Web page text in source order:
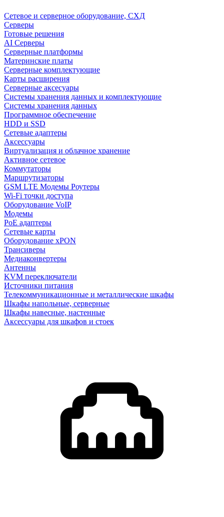
Сетевое и серверное оборудование, СХД
Cерверы
Готовые решения
AI Серверы
Серверные платформы
Материнские платы
Серверные комплектующие
Карты расширения
Серверные аксесуары
Системы хранения данных и комплектующие
Системы хранения данных
Программное обеспечение
HDD и SSD
Сетевые адаптеры
Аксессуары
Виртуализация и облачное хранение
Активное сетевое
Коммутаторы
Маршрутизаторы
GSM LTE Модемы Роутеры
Wi-Fi точки доступа
Оборудование VoIP
Модемы
PoE адаптеры
Сетевые карты
Оборудование xPON
Трансиверы
Медиаконвертеры
Антенны
KVM переключатели
Источники питания
Телекоммуникационные и металлические шкафы
Шкафы напольные, серверные
Шкафы навесные, настенные
Аксессуары для шкафов и стоек